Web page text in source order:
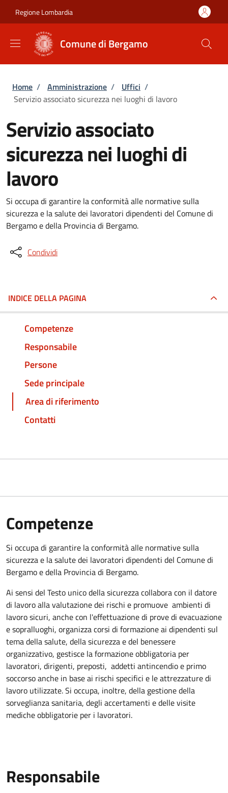
Regione Lombardia
Comune di Bergamo
Briciole di pane
Home / Amministrazione / Uffici /
Servizio associato sicurezza nei luoghi di lavoro
Servizio associato
sicurezza nei luoghi di
lavoro
Si occupa di garantire la conformità alle normative sulla
sicurezza e la salute dei lavoratori dipendenti del Comune di
Bergamo e della Provincia di Bergamo.
Condividi
INDICE DELLA PAGINA
Competenze
Responsabile
Persone
Sede principale
Area di riferimento
Contatti
Competenze
Si occupa di garantire la conformità alle normative sulla
sicurezza e la salute dei lavoratori dipendenti del Comune di
Bergamo e della Provincia di Bergamo.
Ai sensi del Testo unico della sicurezza collabora con il datore
di lavoro alla valutazione dei rischi e promuove ambienti di
lavoro sicuri, anche con l'effettuazione di prove di evacuazione
e sopralluoghi, organizza corsi di formazione ai dipendenti sul
tema della salute, della sicurezza e del benessere
organizzativo, gestisce la formazione obbligatoria per
lavoratori, dirigenti, preposti, addetti antincendio e primo
soccorso anche in base ai rischi specifici e le attrezzature di
lavoro utilizzate. Si occupa, inoltre, della gestione della
sorveglianza sanitaria, degli accertamenti e delle visite
mediche obbligatorie per i lavoratori.
Responsabile